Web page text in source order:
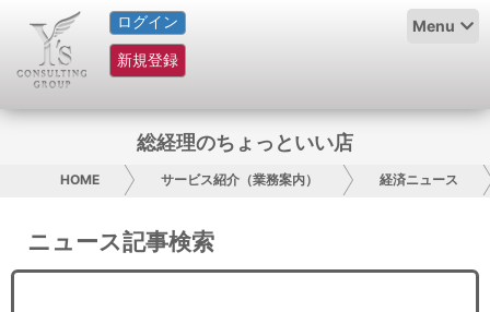
ログイン
新規登録
Menu
HOME
サービス紹介
グループ概要
採用情報
総経理のちょっといい店
HOME サービス紹介（業務案内） 経済ニュース
ニュース記事検索